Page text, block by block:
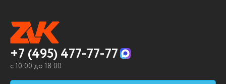
+7 (495) 477-77-77
c 10:00 до 18:00